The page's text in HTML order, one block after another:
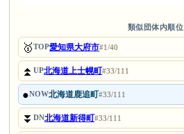
類似団体内順位
🥇TOP愛知県大府市#1/40
⏫UP北海道上士幌町#33/111
●NOW北海道鹿追町#33/111
⏬DN北海道新得町#33/111